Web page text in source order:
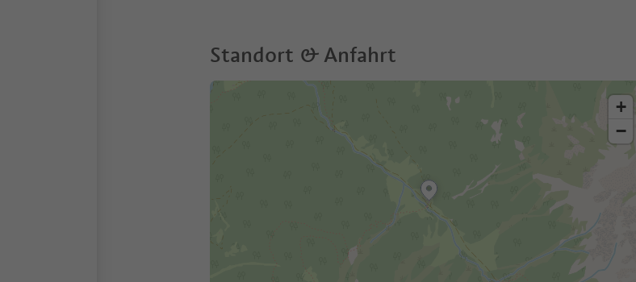
Standort & Anfahrt
+
−